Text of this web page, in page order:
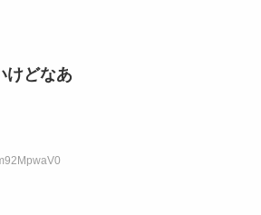
けどなあ